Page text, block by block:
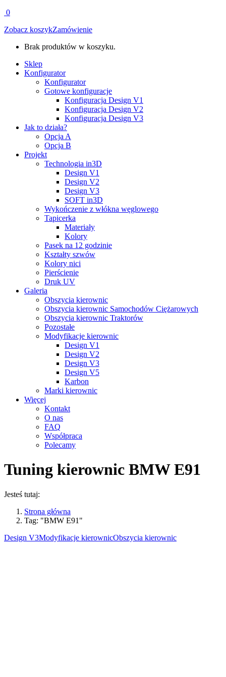
0
Zobacz koszykZamówienie
Brak produktów w koszyku.
Sklep
Konfigurator
Konfigurator
Gotowe konfiguracje
Konfiguracja Design V1
Konfiguracja Design V2
Konfiguracja Design V3
Jak to działa?
Opcja A
Opcja B
Projekt
Technologia in3D
Design V1
Design V2
Design V3
SOFT in3D
Wykończenie z włókna węglowego
Tapicerka
Materiały
Kolory
Pasek na 12 godzinie
Kształty szwów
Kolory nici
Pierścienie
Druk UV
Galeria
Obszycia kierownic
Obszycia kierownic Samochodów Ciężarowych
Obszycia kierownic Traktorów
Pozostałe
Modyfikacje kierownic
Design V1
Design V2
Design V3
Design V5
Karbon
Marki kierownic
Więcej
Kontakt
O nas
FAQ
Współpraca
Polecamy
Tuning kierownic BMW E91
Jesteś tutaj:
Strona główna
Tag: "BMW E91"
Design V3Modyfikacje kierownicObszycia kierownic